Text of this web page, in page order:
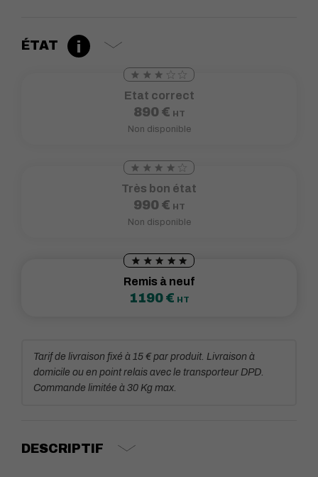
ÉTAT
Etat correct
890 € HT
Non disponible
Très bon état
990 € HT
Non disponible
Remis à neuf
1190 € HT
Tarif de livraison fixé à 15 € par produit. Livraison à
domicile ou en point relais avec le transporteur DPD.
Commande limitée à 30 Kg max.
DESCRIPTIF